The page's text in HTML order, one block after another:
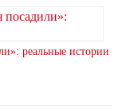
реальные истории